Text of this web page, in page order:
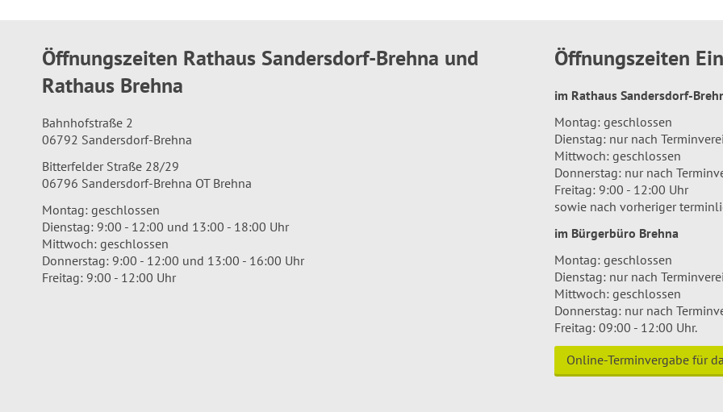
Öffnungszeiten Rathaus Sandersdorf-Brehna und
Rathaus Brehna
Bahnhofstraße 2
06792 Sandersdorf-Brehna
Bitterfelder Straße 28/29
06796 Sandersdorf-Brehna OT Brehna
Montag: geschlossen
Dienstag: 9:00 - 12:00 und 13:00 - 18:00 Uhr
Mittwoch: geschlossen
Donnerstag: 9:00 - 12:00 und 13:00 - 16:00 Uhr
Freitag: 9:00 - 12:00 Uhr
Öffnungszeiten
im Rathaus Sandersdorf-
Montag: geschlossen
Dienstag: nur nach
Mittwoch: geschlossen
Donnerstag: nur nach
Freitag: 9:00 - 12:00 Uhr
sowie nach vorheriger
im Bürgerbüro Brehna
Montag: geschlossen
Dienstag: nur nach
Mittwoch: geschlossen
Donnerstag: nur nach
Freitag: 09:00 - 12:00 Uhr.
Online-Terminvergabe für